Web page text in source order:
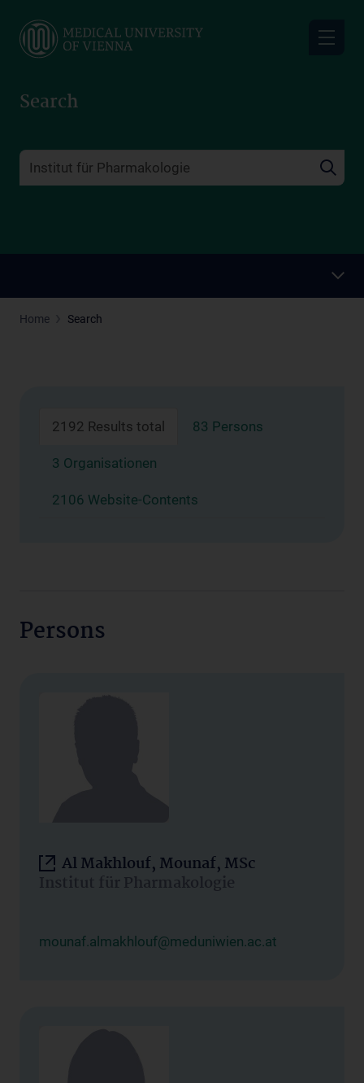
main
Search
Home Search
2192 Results total 83 Persons
3 Organisationen
2106 Website-Contents
Persons
Al Makhlouf, Mounaf, MSc
Institut für Pharmakologie
mounaf.almakhlouf@meduniwien.ac.at